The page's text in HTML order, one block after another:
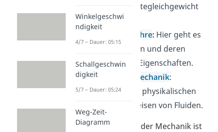
in einem Kräftegleichgewicht
befinden.
Festigkeitslehre:Hier geht es
um Materalien und deren
spezifischen Eigenschaften.
Strömungsmechanik:
analysiert die physikalischen
Verhaltensweisen von Fluiden.
Die Unterteilung der Mechanik ist
Winkelgeschwi
ndigkeit
4/7 – Dauer: 05:15
Schallgeschwin
digkeit
5/7 – Dauer: 05:24
Weg-Zeit-
Diagramm